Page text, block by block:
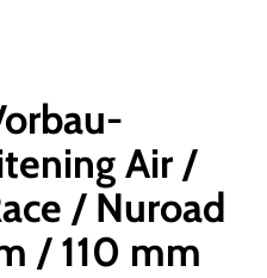
Air /
/ Nuroad
/ 110 mm